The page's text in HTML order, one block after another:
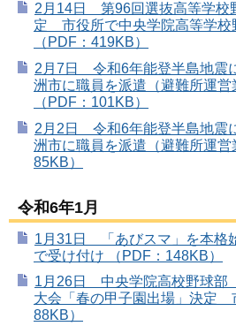
2月14日 第96回選抜高等学校
定 市役所で中央学院高等学校
（PDF：419KB）
2月7日 令和6年能登半島地震
洲市に職員を派遣（避難所運
（PDF：101KB）
2月2日 令和6年能登半島地震
洲市に職員を派遣（避難所運営
85KB）
令和6年1月
1月31日 「あびスマ」を本格
で受け付け （PDF：148KB）
1月26日 中央学院高校野球部
大会「春の甲子園出場」決定
88KB）